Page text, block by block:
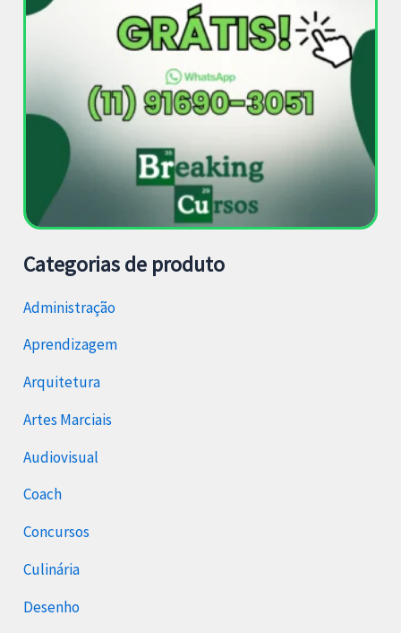
Categorias de produto
Administração
Aprendizagem
Arquitetura
Artes Marciais
Audiovisual
Coach
Concursos
Culinária
Desenho